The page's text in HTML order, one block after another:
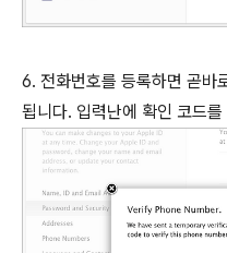
6. 전화번호를 등록하면 곧
됩니다. 입력난에 확인 코드